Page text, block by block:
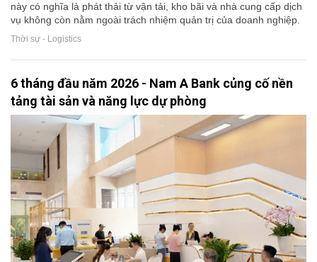
này có nghĩa là phát thải từ vận tải, kho bãi và nhà cung cấp dịch
vụ không còn nằm ngoài trách nhiệm quản trị của doanh nghiệp.
Thời sự - Logistics
6 tháng đầu năm 2026 - Nam A Bank củng cố nền
tảng tài sản và năng lực dự phòng